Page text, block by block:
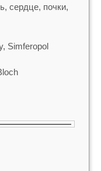
сердце, почки,
Simferopol